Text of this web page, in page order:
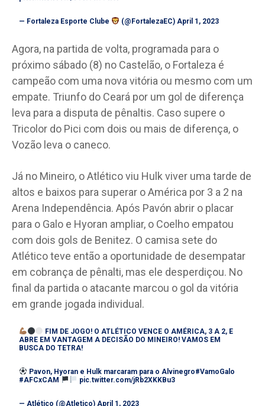
— Fortaleza Esporte Clube (@FortalezaEC) April 1, 2023
Agora, na partida de volta, programada para o
próximo sábado (8) no Castelão, o Fortaleza é
campeão com uma nova vitória ou mesmo com um
empate. Triunfo do Ceará por um gol de diferença
leva para a disputa de pênaltis. Caso supere o
Tricolor do Pici com dois ou mais de diferença, o
Vozão leva o caneco.
Já no Mineiro, o Atlético viu Hulk viver uma tarde de
altos e baixos para superar o América por 3 a 2 na
Arena Independência. Após Pavón abrir o placar
para o Galo e Hyoran ampliar, o Coelho empatou
com dois gols de Benitez. O camisa sete do
Atlético teve então a oportunidade de desempatar
em cobrança de pênalti, mas ele desperdiçou. No
final da partida o atacante marcou o gol da vitória
em grande jogada individual.
FIM DE JOGO! O ATLÉTICO VENCE O AMÉRICA, 3 A 2, E
ABRE EM VANTAGEM A DECISÃO DO MINEIRO! VAMOS EM
BUSCA DO TETRA!
Pavon, Hyoran e Hulk marcaram para o Alvinegro#VamoGalo
#AFCxCAM
pic.twitter.com/jRb2XKKBu3
— Atlético (@Atletico)April 1, 2023